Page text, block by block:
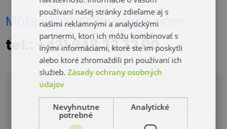
Máte otázky? Zavolajte nám
tel.: +421 948 32 32 00
používaní našej stránky zdieľame aj s
našimi reklamnými a analytickými
partnermi, ktorí ich môžu kombinovať s
inými informáciami, ktoré ste im poskytli
alebo ktoré zhromaždili pri používaní ich
služieb.Zásady ochrany osobných
údajov
Nevyhnutne
potrebné
Analytické